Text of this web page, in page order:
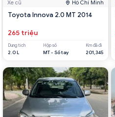
Xe cũ Hồ Chí Minh
Toyota Innova 2.0 MT 2014
265 triệu
Dung tích
2.0 L
Hộp số
MT - Số tay
Km đã đi
201,345